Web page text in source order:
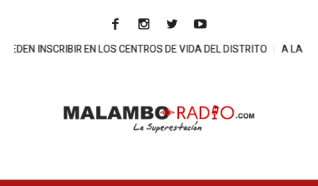
CENTROS DE VIDA DEL DISTRITO A LA CARCEL DIRECTOR DE